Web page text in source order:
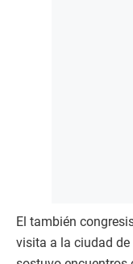
El también
visita a la ciudad de